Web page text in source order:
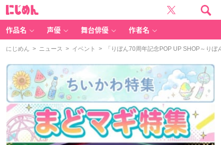
作品名 声優 舞台俳優 作者名
にじめん > ニュース > イベント > 「りぼん70周年記念POP UP SHOP～りぼ